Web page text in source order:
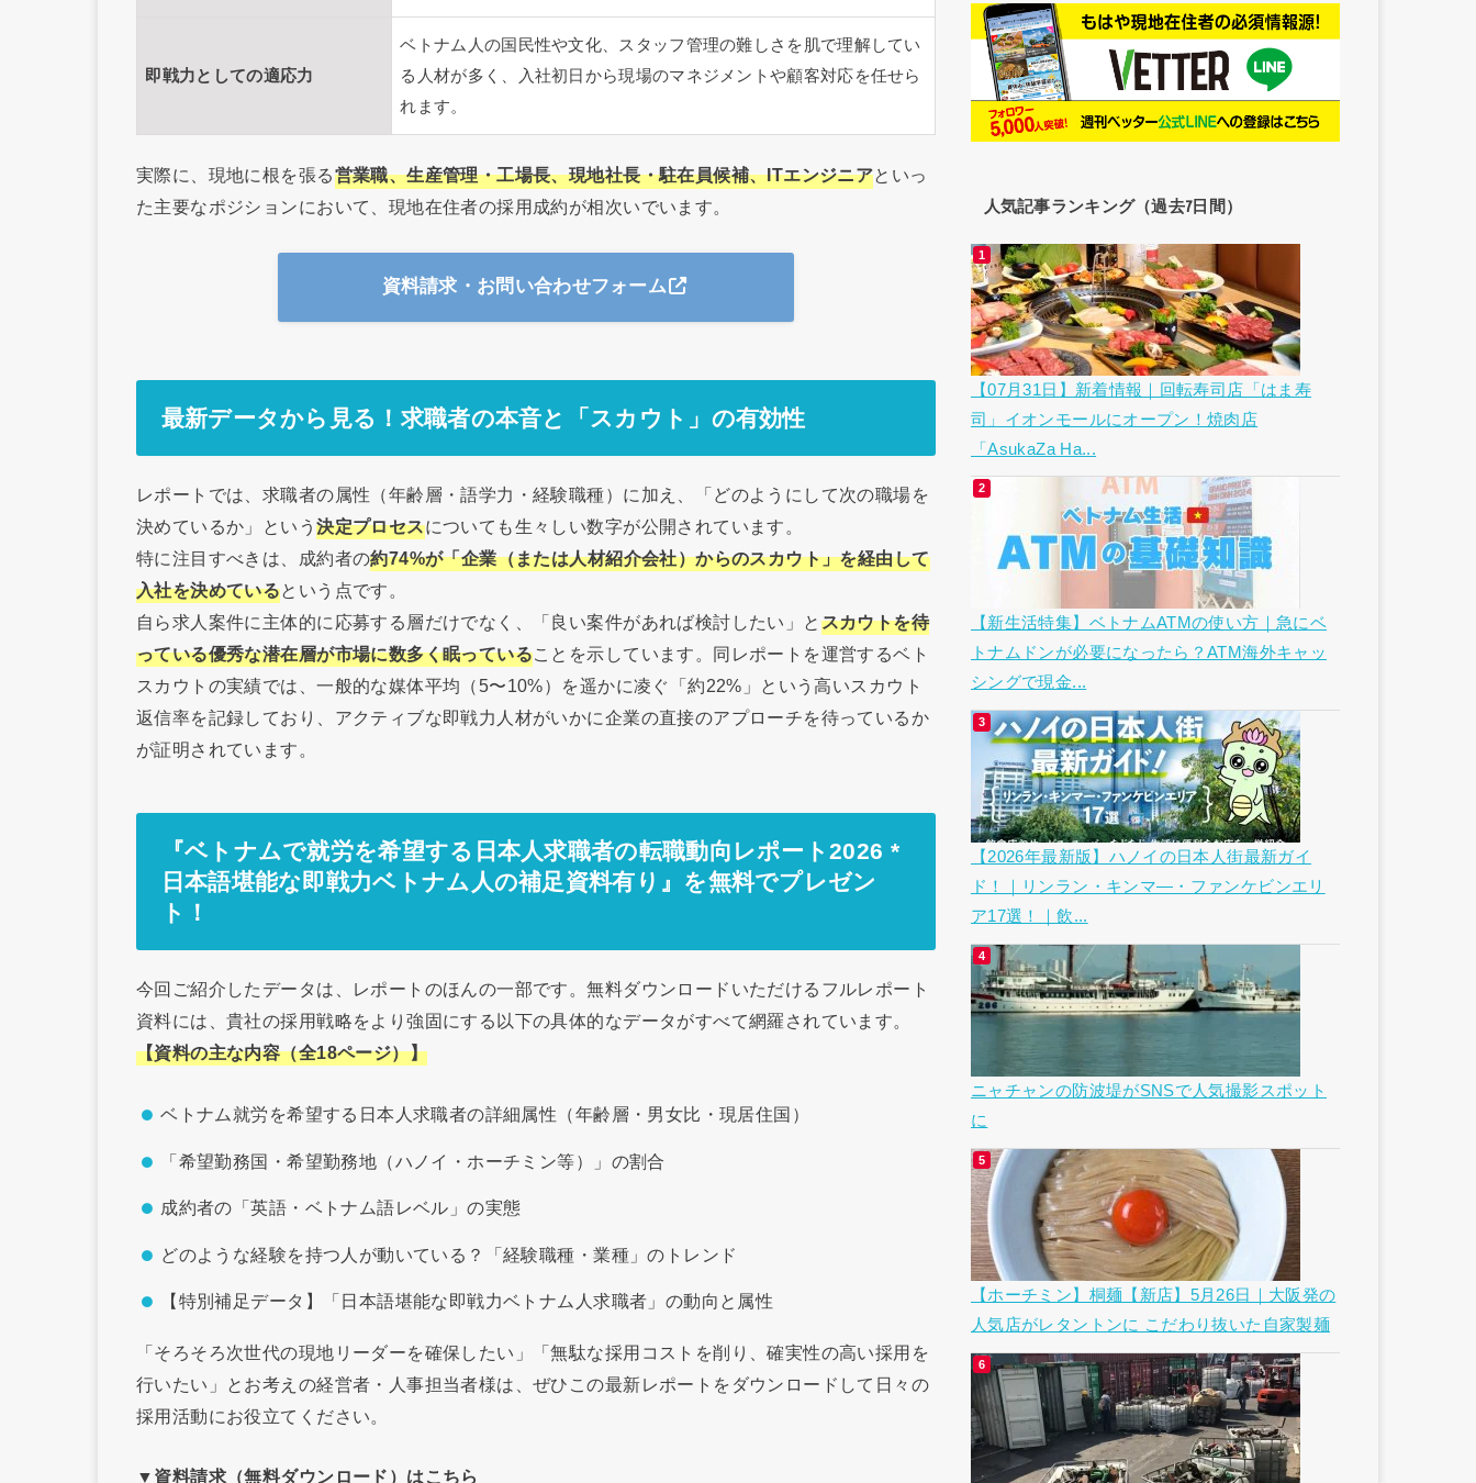
即戦力としての適応力
ベトナム人の国民性や文化、スタッフ管理の難しさを肌で理解してい
る人材が多く、入社初日から現場のマネジメントや顧客対応を任せら
れます。
実際に、現地に根を張る営業職、生産管理・工場長、現地社長・駐在員候補、ITエンジニアといっ
た主要なポジションにおいて、現地在住者の採用成約が相次いでいます。
資料請求・お問い合わせフォーム
最新データから見る！求職者の本音と「スカウト」の有効性
レポートでは、求職者の属性（年齢層・語学力・経験職種）に加え、「どのようにして次の職場を
決めているか」という決定プロセスについても生々しい数字が公開されています。
特に注目すべきは、成約者の約74%が「企業（または人材紹介会社）からのスカウト」を経由して
入社を決めているという点です。
自ら求人案件に主体的に応募する層だけでなく、「良い案件があれば検討したい」と スカウトを待
っている優秀な潜在層が市場に数多く眠っていることを示しています。同レポートを運営するベト
スカウトの実績では、一般的な媒体平均（5〜10%）を遥かに凌ぐ「約22%」という高いスカウト
返信率を記録しており、アクティブな即戦力人材がいかに企業の直接のアプローチを待っているか
が証明されています。
『ベトナムで就労を希望する日本人求職者の転職動向レポート2026 *
日本語堪能な即戦力ベトナム人の補足資料有り』を無料でプレゼン
ト！
今回ご紹介したデータは、レポートのほんの一部です。無料ダウンロードいただけるフルレポート
資料には、貴社の採用戦略をより強固にする以下の具体的なデータがすべて網羅されています。
【資料の主な内容（全18ページ）】
ベトナム就労を希望する日本人求職者の詳細属性（年齢層・男女比・現居住国）
「希望勤務国・希望勤務地（ハノイ・ホーチミン等）」の割合
成約者の「英語・ベトナム語レベル」の実態
どのような経験を持つ人が動いている？「経験職種・業種」のトレンド
【特別補足データ】「日本語堪能な即戦力ベトナム人求職者」の動向と属性
「そろそろ次世代の現地リーダーを確保したい」「無駄な採用コストを削り、確実性の高い採用を
行いたい」とお考えの経営者・人事担当者様は、ぜひこの最新レポートをダウンロードして日々の
採用活動にお役立てください。
▼資料請求（無料ダウンロード）はこちら
人気記事ランキング（過去7日間）
【07月31日】新着情報｜回転寿司店「はま寿
司」イオンモールにオープン！焼肉店
「AsukaZa Ha...
【新生活特集】ベトナムATMの使い方｜急にベ
トナムドンが必要になったら？ATM海外キャッ
シングで現金...
【2026年最新版】ハノイの日本人街最新ガイ
ド！｜リンラン・キンマ―・ファンケビンエリ
ア17選！｜飲...
ニャチャンの防波堤がSNSで人気撮影スポット
に
【ホーチミン】桐麺【新店】5月26日｜大阪発の
人気店がレタントンに こだわり抜いた自家製麺